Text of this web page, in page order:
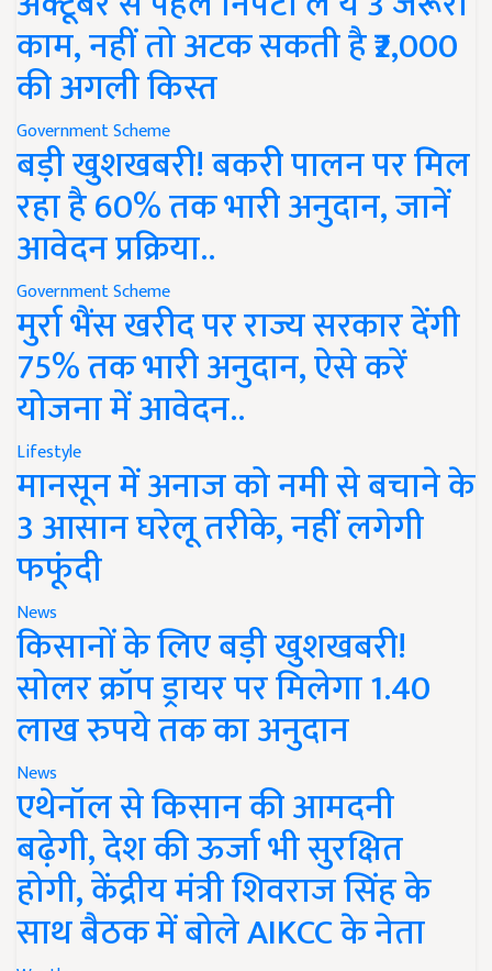
काम, नहीं तो अटक सकती है ₹2,000
की अगली किस्त
Government Scheme
बड़ी खुशखबरी! बकरी पालन पर मिल
रहा है 60% तक भारी अनुदान, जानें
आवेदन प्रक्रिया..
Government Scheme
मुर्रा भैंस खरीद पर राज्य सरकार देंगी
75% तक भारी अनुदान, ऐसे करें
योजना में आवेदन..
Lifestyle
मानसून में अनाज को नमी से बचाने के
3 आसान घरेलू तरीके, नहीं लगेगी
फफूंदी
News
किसानों के लिए बड़ी खुशखबरी!
सोलर क्रॉप ड्रायर पर मिलेगा 1.40
लाख रुपये तक का अनुदान
News
एथेनॉल से किसान की आमदनी
बढ़ेगी, देश की ऊर्जा भी सुरक्षित
होगी, केंद्रीय मंत्री शिवराज सिंह के
साथ बैठक में बोले AIKCC के नेता